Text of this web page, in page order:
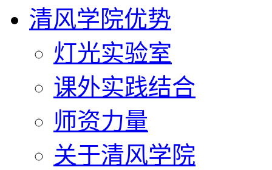
清风学院优势
灯光实验室
课外实践结合
师资力量
关于清风学院